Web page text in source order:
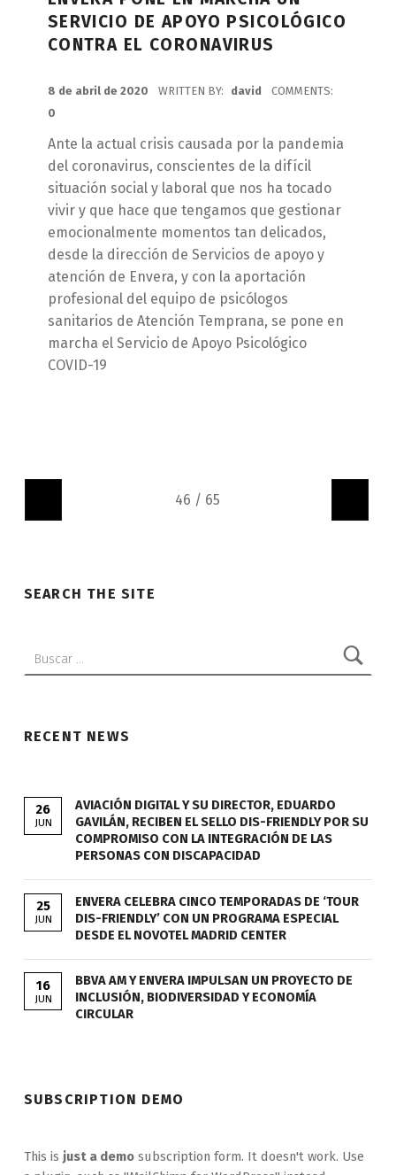
SERVICIO DE APOYO PSICOLÓGICO
CONTRA EL CORONAVIRUS
8 de abril de 2020 WRITTEN BY: david
COMMENTS:
0
Ante la actual crisis causada por la pandemia
del coronavirus, conscientes de la difícil
situación social y laboral que nos ha tocado
vivir y que hace que tengamos que gestionar
emocionalmente momentos tan delicados,
desde la dirección de Servicios de apoyo y
atención de Envera, y con la aportación
profesional del equipo de psicólogos
sanitarios de Atención Temprana, se pone en
marcha el Servicio de Apoyo Psicológico
COVID-19
SEARCH THE SITE
RECENT NEWS
26
JUN
AVIACIÓN DIGITAL Y SU DIRECTOR, EDUARDO
GAVILÁN, RECIBEN EL SELLO DIS-FRIENDLY POR SU
COMPROMISO CON LA INTEGRACIÓN DE LAS
PERSONAS CON DISCAPACIDAD
25
JUN
ENVERA CELEBRA CINCO TEMPORADAS DE ‘TOUR
DIS-FRIENDLY’ CON UN PROGRAMA ESPECIAL
DESDE EL NOVOTEL MADRID CENTER
16
JUN
BBVA AM Y ENVERA IMPULSAN UN PROYECTO DE
INCLUSIÓN, BIODIVERSIDAD Y ECONOMÍA
CIRCULAR
SUBSCRIPTION DEMO
This is just a demosubscription form. It doesn't work. Use